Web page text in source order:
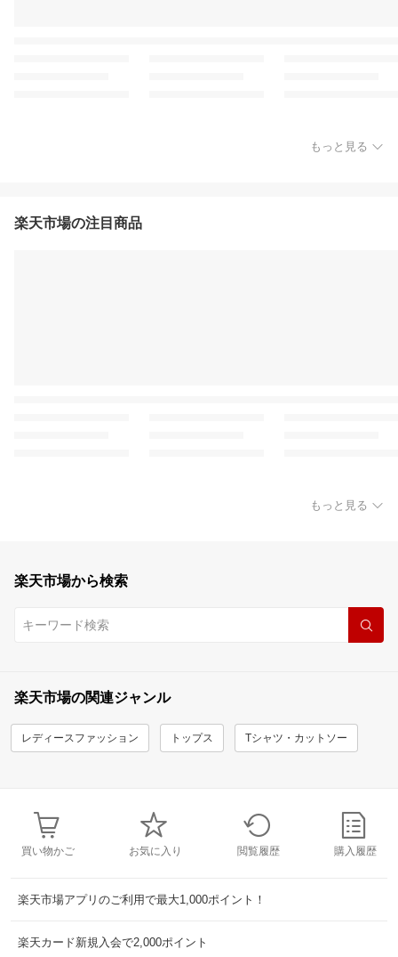
もっと見る
楽天市場の注目商品
もっと見る
楽天市場から検索
楽天市場の関連ジャンル
レディースファッション トップス Tシャツ・カットソー
買い物かご お気に入り 閲覧履歴 購入履歴
楽天市場アプリのご利用で最大1,000ポイント！
楽天カード新規入会で2,000ポイント